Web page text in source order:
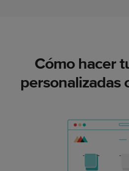
Cómo hacer
personalizadas